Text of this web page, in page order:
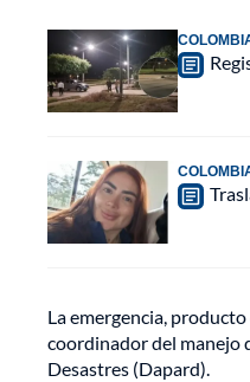
La emergencia,
coordinador del manejo
Desastres (Dapard).